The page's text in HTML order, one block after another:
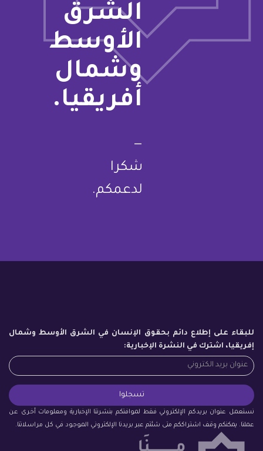
الشرق
الأوسط
وشمال
أفريقيا.
—
شكرا
لدعمكم.
للبقاء على إطلاع دائم بحقوق الإنسان في الشرق الأوسط وشمال
إفريقيا، اشترك في النشرة الإخبارية:
نستعمل عنوان بريدكم الإلكتروني فقط لموافتكم بنشرتنا الإخبارية ومعلومات أخرى عن
عملنا. يمكنكم وقف اشتراككم متى شئتم عبر بريدنا الإلكتروني الموجود في كل مراسلاتنا.